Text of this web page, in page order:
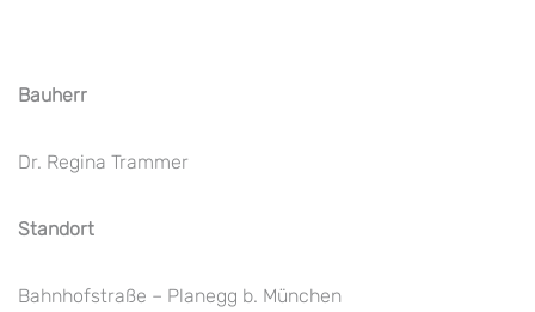
Bauherr
Dr. Regina Trammer
Standort
Bahnhofstraße – Planegg b. München